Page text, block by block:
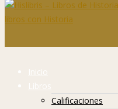
Inicio
Libros
Calificaciones